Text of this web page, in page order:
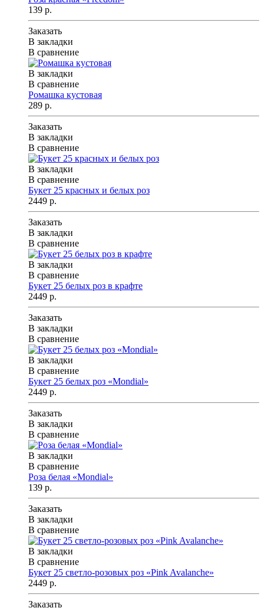
139 р.
Заказать
В закладки
В сравнение
В закладки
В сравнение
Ромашка кустовая
289 р.
Заказать
В закладки
В сравнение
В закладки
В сравнение
Букет 25 красных и белых роз
2449 р.
Заказать
В закладки
В сравнение
В закладки
В сравнение
Букет 25 белых роз в крафте
2449 р.
Заказать
В закладки
В сравнение
В закладки
В сравнение
Букет 25 белых роз «Mondial»
2449 р.
Заказать
В закладки
В сравнение
В закладки
В сравнение
Роза белая «Mondial»
139 р.
Заказать
В закладки
В сравнение
В закладки
В сравнение
Букет 25 светло-розовых роз «Pink Avalanche»
2449 р.
Заказать